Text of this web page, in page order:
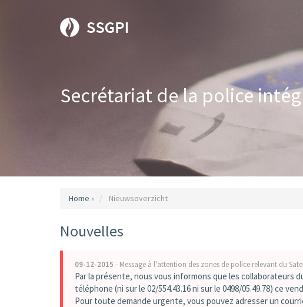
Secrétariat de la police
Home » Nieuwsoverzicht
Nouvelles
09-12-2015 - Message à l'attention des zones de police relevant du
Par la présente, nous vous informons que les collaborateurs
téléphone (ni sur le 02/554.43.16 ni sur le 0498/05.49.78) ce
Pour toute demande urgente, vous pouvez adresser un